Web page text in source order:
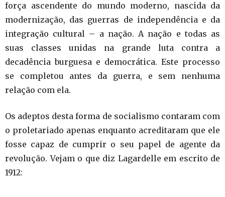
força ascendente do mundo moderno, nascida da
modernização, das guerras de independência e da
integração cultural – a nação. A nação e todas as
suas classes unidas na grande luta contra a
decadência burguesa e democrática. Este processo
se completou antes da guerra, e sem nenhuma
relação com ela.
Os adeptos desta forma de socialismo contaram com
o proletariado apenas enquanto acreditaram que ele
fosse capaz de cumprir o seu papel de agente da
revolução. Vejam o que diz Lagardelle em escrito de
1912: